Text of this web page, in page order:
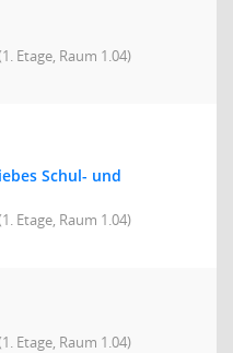
Etage, Raum 1.04)
Schul- und
Etage, Raum 1.04)
Etage, Raum 1.04)